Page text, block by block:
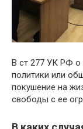
В ст 277 УК РФ о
политики или
покушение на
свободы с ее